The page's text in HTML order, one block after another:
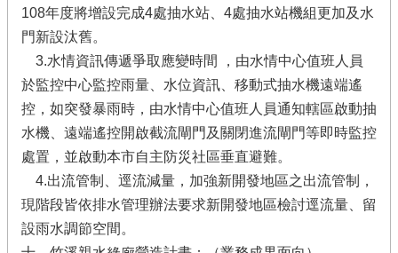
108年度將增設完成4處抽水站、4處抽水站機組更加及水
門新設汰舊。
3.水情資訊傳遞爭取應變時間 ，由水情中心值班人員
於監控中心監控雨量、水位資訊、移動式抽水機遠端遙
控，如突發暴雨時，由水情中心值班人員通知轄區啟動抽
水機、遠端遙控開啟截流閘門及關閉進流閘門等即時監控
處置，並啟動本市自主防災社區垂直避難。
4.出流管制、逕流減量，加強新開發地區之出流管制，
現階段皆依排水管理辦法要求新開發地區檢討逕流量、留
設雨水調節空間。